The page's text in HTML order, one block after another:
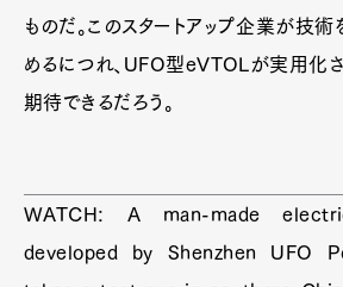
ものだ。このスタートアップ企業が技
めるにつれ、UFO型eVTOLが実用化さ
期待できるだろう。
WATCH: A man-made
developed by Shenzhen UFO